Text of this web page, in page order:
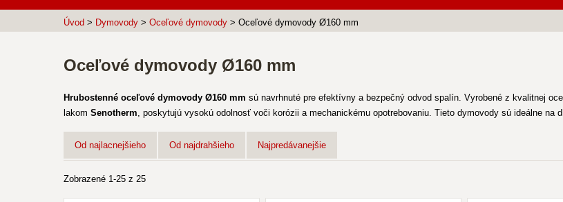
Úvod > Dymovody > Oceľové dymovody > Oceľové dymovody Ø160 mm
Oceľové dymovody Ø160 mm
Hrubostenné oceľové dymovody Ø160 mm sú navrhnuté pre efektívny a bezpečný odvod spalín. Vyrobené z kvalitnej
lakom Senotherm, poskytujú vysokú odolnosť voči korózii a mechanickému opotrebovaniu. Tieto dymovody sú ideálne na
Od najlacnejšieho Od najdrahšieho Najpredávanejšie
Zobrazené 1-25 z 25